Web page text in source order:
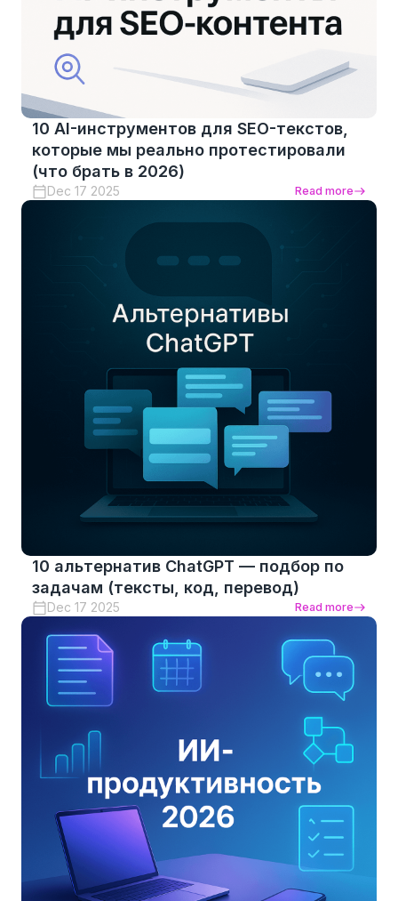
10 AI-инструментов для SEO-текстов,
которые мы реально протестировали
(что брать в 2026)
Dec 17 2025 Read more
10 альтернатив ChatGPT — подбор по
задачам (тексты, код, перевод)
Dec 17 2025 Read more